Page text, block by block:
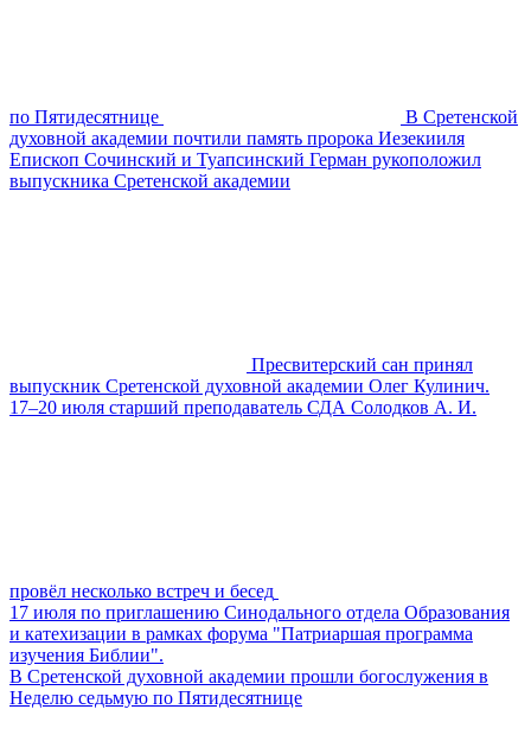
по Пятидесятнице
В Сретенской
духовной академии почтили память пророка Иезекииля
Епископ Сочинский и Туапсинский Герман рукоположил
выпускника Сретенской академии
Пресвитерский сан принял
выпускник Сретенской духовной академии Олег Кулинич.
17–20 июля старший преподаватель СДА Солодков А. И.
провёл несколько встреч и бесед
17 июля по приглашению Синодального отдела Образования
и катехизации в рамках форума "Патриаршая программа
изучения Библии".
В Сретенской духовной академии прошли богослужения в
Неделю седьмую по Пятидесятнице